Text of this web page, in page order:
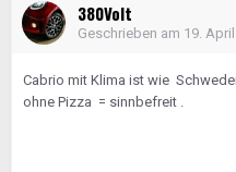
380Volt
Geschrieben am 19. April
Cabrio mit Klima ist wie
ohne Pizza = sinnbefreit .